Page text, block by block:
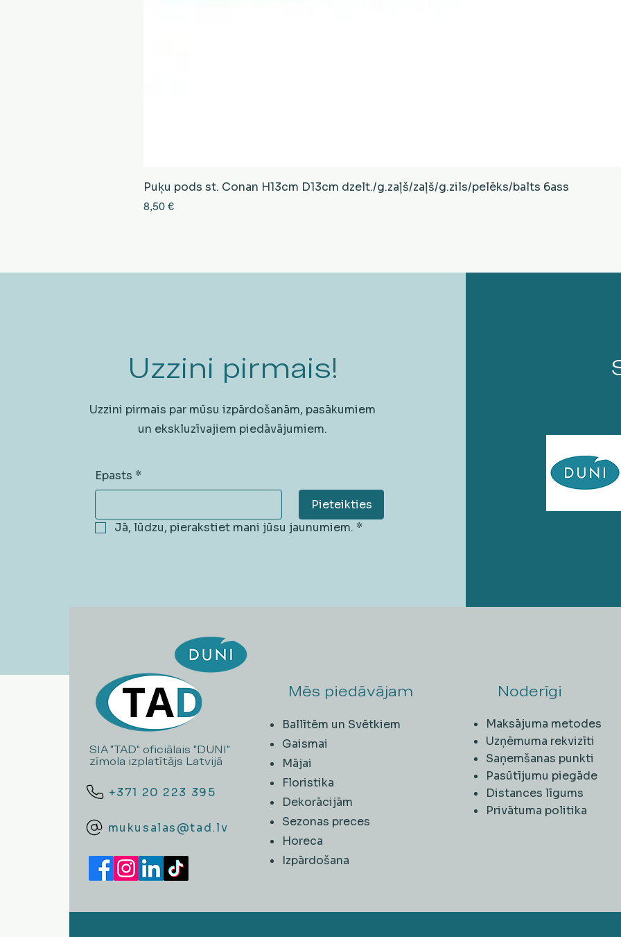
Ātrais skats
Puķu pods st. Conan H13cm D13cm dzelt./g.zaļš/zaļš/g.zils/pelēks/balts 6ass
Cena
8,50 €
Uzzini pirmais!
Uzzini pirmais par mūsu izpārdošanām, pasākumiem
un ekskluzīvajiem piedāvājumiem.
Epasts *
Pieteikties
Jā, lūdzu, pierakstiet mani jūsu jaunumiem. *
SIA "TAD" oficiālais "DUNI"
zīmola izplatītājs Latvijā
+371 20 223 395
mukusalas@tad.lv
Mēs piedāvājam
Ballītēm un Svētkiem
Gaismai
Mājai
Floristika
Dekorācijām
Sezonas preces
Horeca
​Izpārdošana
Noderīgi
Maksājuma metodes
Uzņēmuma rekvizīti
Saņemšanas punkti
Pasūtījumu piegāde
Distances līgums
Privātuma politika